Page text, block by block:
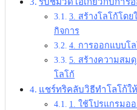
3. สร้างโลโก้โด
กิจการ
4. การออกแบบโ
5. สร้างความสม
โลโก้
แชร์ทริคลับวิธีทำโลโก้ใ
1. ใช้โปรแกรมอ